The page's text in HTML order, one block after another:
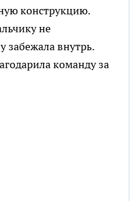
конструкцию.
не
забежала внутрь.
команду за